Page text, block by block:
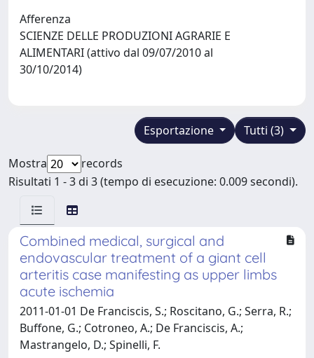
Afferenza
SCIENZE DELLE PRODUZIONI AGRARIE E
ALIMENTARI (attivo dal 09/07/2010 al
30/10/2014)
Tutti (3)
Esportazione
Mostra
records
Risultati 1 - 3 di 3 (tempo di esecuzione: 0.009 secondi).
Combined medical, surgical and
endovascular treatment of a giant cell
arteritis case manifesting as upper limbs
acute ischemia
2011-01-01 De Franciscis, S.; Roscitano, G.; Serra, R.;
Buffone, G.; Cotroneo, A.; De Franciscis, A.;
Mastrangelo, D.; Spinelli, F.